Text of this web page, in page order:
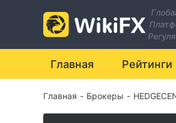
Главная Рейтинги
Главная - Брокеры -
3
4
5